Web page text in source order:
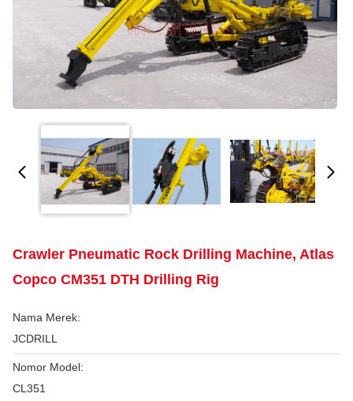
Crawler Pneumatic Rock Drilling Machine, Atlas
Copco CM351 DTH Drilling Rig
Nama Merek:
JCDRILL
Nomor Model:
CL351